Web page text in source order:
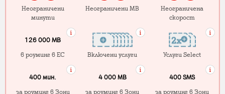
Неограничени
минути
Неограничени MB
Неограничена
скорост
126 000 MB
в роуминг в ЕС
Включени услуги Услуги Select
400 мин.
за роуминг в Зони
4 000 МB
за роуминг в Зони
400 SMS
за роуминг в Зони